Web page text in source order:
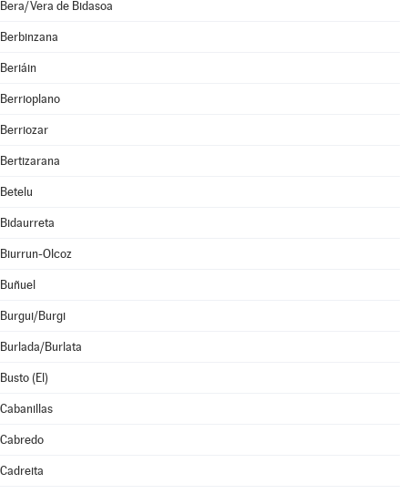
Bera/Vera de Bidasoa
Berbinzana
Beriáin
Berrioplano
Berriozar
Bertizarana
Betelu
Bidaurreta
Biurrun-Olcoz
Buñuel
Burgui/Burgi
Burlada/Burlata
Busto (El)
Cabanillas
Cabredo
Cadreita